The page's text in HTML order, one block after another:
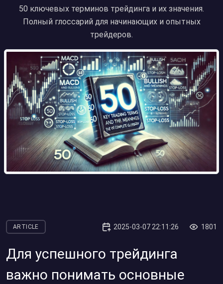
50 ключевых терминов трейдинга и их значения.
Полный глоссарий для начинающих и опытных
трейдеров.
ARTICLE 2025-03-07 22:11:26 1801
Для успешного трейдинга
важно понимать основные